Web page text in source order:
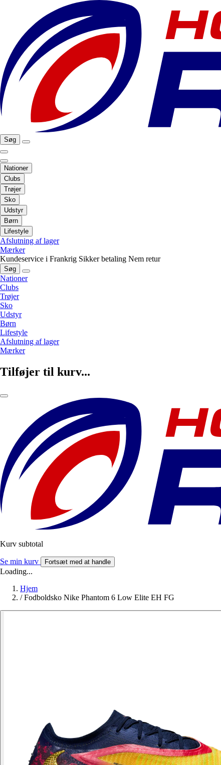
Søg
Nationer
Clubs
Trøjer
Sko
Udstyr
Børn
Lifestyle
Afslutning af lager
Mærker
Kundeservice i Frankrig Sikker betaling Nem retur
Søg
Nationer
Clubs
Trøjer
Sko
Udstyr
Børn
Lifestyle
Afslutning af lager
Mærker
Tilføjer til kurv...
Kurv subtotal
Se min kurv Fortsæt med at handle
Loading...
Hjem
/ Fodboldsko Nike Phantom 6 Low Elite EH FG